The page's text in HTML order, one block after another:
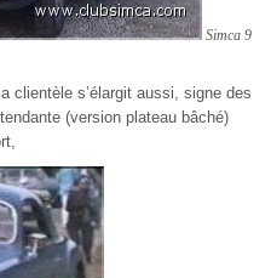
Simca 9
clientèle s’élargit aussi, signe des
(version plateau bâché)